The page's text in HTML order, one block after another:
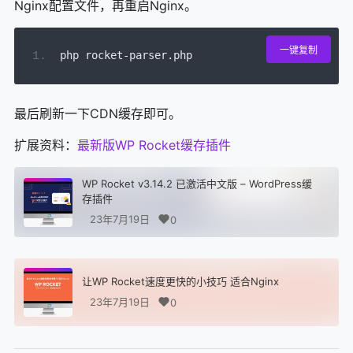
Nginx配置文件，再重启Nginx。
php rocket-parser. php 一键复制
最后刷新一下CDN缓存即可。
扩展资料： 最新版WP Rocket缓存插件
WP Rocket v3.14.2 已激活中文版 – WordPress缓
存插件
23年7月19日
0
让WP Rocket速度更快的小技巧 适合Nginx
23年7月19日
0